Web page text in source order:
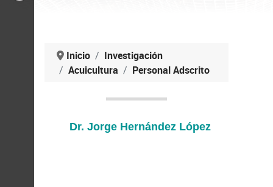
Inicio
Investigación
Acuicultura
Personal Adscrito